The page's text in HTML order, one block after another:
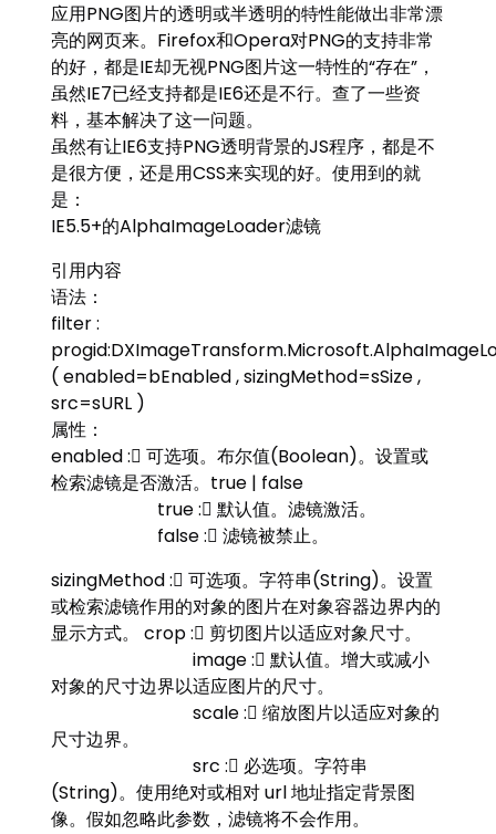
应用PNG图片的透明或半透明的特性能做出非常漂
亮的网页来。Firefox和Opera对PNG的支持非常
的好，都是IE却无视PNG图片这一特性的“存在”，
虽然IE7已经支持都是IE6还是不行。查了一些资
料，基本解决了这一问题。
虽然有让IE6支持PNG透明背景的JS程序，都是不
是很方便，还是用CSS来实现的好。使用到的就
是：
IE5.5+的AlphaImageLoader滤镜
引用内容
语法：
filter :
( enabled=bEnabled , sizingMethod=sSize ,
src=sURL )
属性：
enabled : 可选项。布尔值(Boolean)。设置或
检索滤镜是否激活。true | false
true : 默认值。滤镜激活。
false : 滤镜被禁止。
sizingMethod : 可选项。字符串(String)。设置
或检索滤镜作用的对象的图片在对象容器边界内的
显示方式。 crop : 剪切图片以适应对象尺寸。
image : 默认值。增大或减小
对象的尺寸边界以适应图片的尺寸。
scale : 缩放图片以适应对象的
尺寸边界。
src : 必选项。字符串
(String)。使用绝对或相对 url 地址指定背景图
像。假如忽略此参数，滤镜将不会作用。